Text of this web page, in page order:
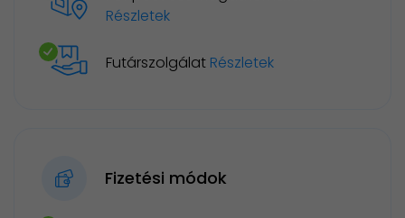
Részletek
Futárszolgálat Részletek
Fizetési módok